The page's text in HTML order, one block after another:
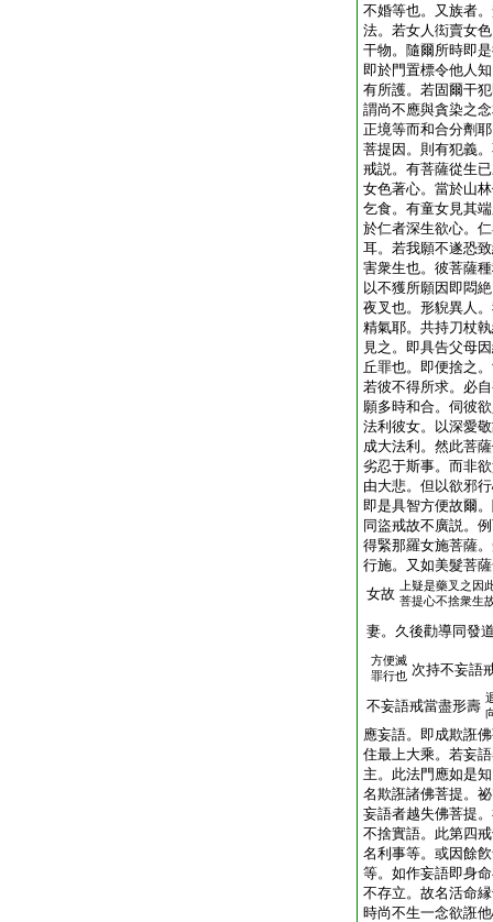
不婚等也。又族者
法。若女人衒賣女
干物。隨爾所時即
即於門置標令他人
有所護。若固爾干
謂尚不應與貪染之
正境等而和合分劑
菩提因。則有犯義
戒説。有菩薩從生
女色著心。當於山
乞食。有童女見其
於仁者深生欲心。
耳。若我願不遂恐
害衆生也。彼菩薩
以不獲所願因即悶
夜叉也。形貎異人
精氣耶。共持刀杖
見之。即具告父母
丘罪也。即便捨之
若彼不得所求。必
願多時和合。伺彼
法利彼女。以深愛
成大法利。然此菩
劣忍于斯事。而非
由大悲。但以欲邪
即是具智方便故爾
同盜戒故不廣説。
得緊那羅女施菩薩
行施。又如美髮菩
女故
上疑是藥叉之因
菩提心不捨衆生
妻。久後勸導同發
方便滅
罪行也 次持不妄語
不妄語戒當盡形壽
應妄語。即成欺誑
住最上大乘。若妄
主。此法門應如是
名欺誑諸佛菩提。
妄語者越失佛菩提
不捨實語。此第四
名利事等。或因餘
等。如作妄語即身
不存立。故名活命
時尚不生一念欲誑